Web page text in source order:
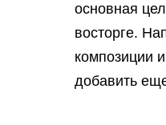
основная
восторге.
композиции
добавить